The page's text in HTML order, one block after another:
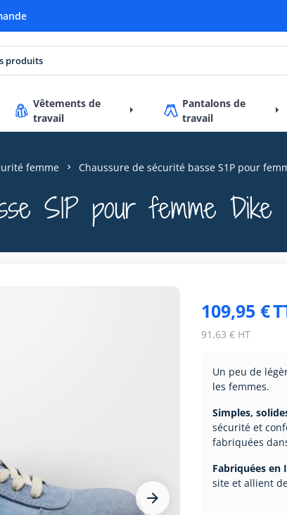
Vêtements de
travail
Pantalons de
travail
femme Chaussure de sécurité basse S1P pour
S1P pour femme Dike



109,95 €
91,63 € HT
Un peu de
les femmes.
Simples,
sécurité et
fabriquées
Fabriquées en
site et allient